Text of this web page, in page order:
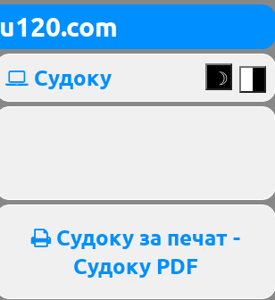
Судоку
Судоку за печат -
Судоку PDF